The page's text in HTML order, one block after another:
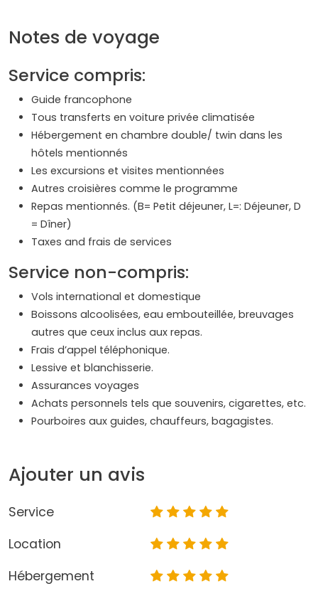
Notes de voyage
Service compris:
Guide francophone
Tous transferts en voiture privée climatisée
Hébergement en chambre double/ twin dans les
hôtels mentionnés
Les excursions et visites mentionnées
Autres croisières comme le programme
Repas mentionnés. (B= Petit déjeuner, L=: Déjeuner, D
= Dîner)
Taxes and frais de services
Service non-compris:
Vols international et domestique
Boissons alcoolisées, eau embouteillée, breuvages
autres que ceux inclus aux repas.
Frais d’appel téléphonique.
Lessive et blanchisserie.
Assurances voyages
Achats personnels tels que souvenirs, cigarettes, etc.
Pourboires aux guides, chauffeurs, bagagistes.
Ajouter un avis
Service
Location
Hébergement